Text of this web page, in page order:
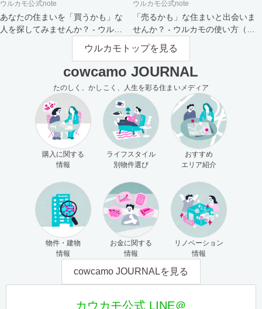
ウルカモ公式note
あなたの住まいを「買うかも」な
人を探してみませんか？ - ウルカ
ウルカモ公式note
「売るかも」な住まいと出会いま
せんか？ - ウルカモの使い方（買
主さま向け）
ウルカモトップを見る
cowcamo JOURNAL
たのしく、かしこく、人生を彩る住まいメディア
購入に関する
情報
ライフスタイル
別物件選び
おすすめ
エリア紹介
物件・建物
情報
お金に関する
情報
リノベーション
情報
cowcamo JOURNALを見る
カウカモ公式 LINE＠